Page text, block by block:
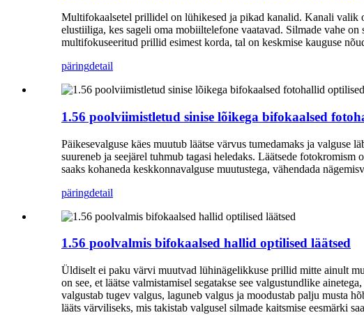
Multifokaalsetel prillidel on lühikesed ja pikad kanalid. Kanali valik
elustiiliga, kes sageli oma mobiiltelefone vaatavad. Silmade vahe
multifokuseeritud prillid esimest korda, tal on keskmise kauguse
päringdetail
1.56 poolviimistletud sinise lõikega bifokaalsed
Päikesevalguse käes muutub läätse värvus tumedamaks ja valguse
suureneb ja seejärel tuhmub tagasi heledaks. Läätsede
saaks kohaneda keskkonnavalguse muutustega, vähendada
päringdetail
1.56 poolvalmis bifokaalsed hallid optilised läätsed
Üldiselt ei paku värvi muutvad lühinägelikkuse prillid mitte ainult
on see, et läätse valmistamisel segatakse see valgustundlike
valgustab tugev valgus, laguneb valgus ja moodustab palju musta
lääts värviliseks, mis takistab valgusel silmade kaitsmise eesmärki